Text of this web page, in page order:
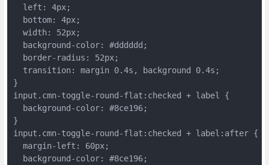
  left: 4px;
  bottom: 4px;
  width: 52px;
  background-color: #dddddd;
  border-radius: 52px;
  transition: margin 0.4s, background 0.4s;
}
input.cmn-toggle-round-flat:checked + label {
  background-color: #8ce196;
}
input.cmn-toggle-round-flat:checked + label:after {
  margin-left: 60px;
  background-color: #8ce196;